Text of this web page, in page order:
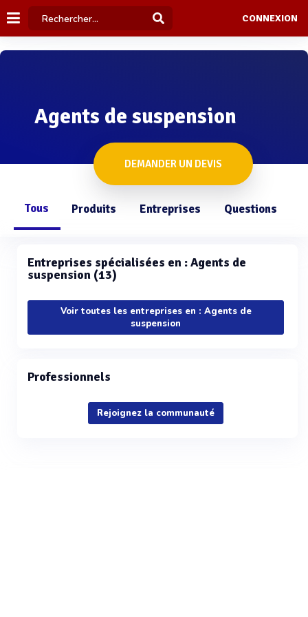
CONNEXION
Agents de suspension
DEMANDER UN DEVIS
Tous Produits Entreprises Questions
Entreprises spécialisées en : Agents de
suspension (13)
Voir toutes les entreprises en : Agents de
suspension
Professionnels
Rejoignez la communauté